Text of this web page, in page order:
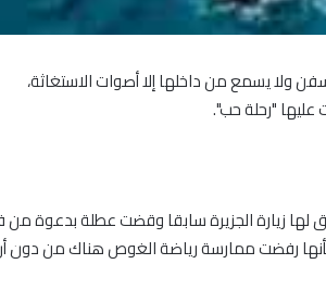
ولا يسمع من داخلها إلا أصوات الاستغاثة،
عليها "رحلة حب".
لها زيارة الجزيرة سابقا وقضت عطلة بدعوة
بأنها رفضت ممارسة رياضة الغوص هناك من دون
بكل قوة جريمة إغتيال الاحتلال
الصهيوني للصحفيين الفسطينيين